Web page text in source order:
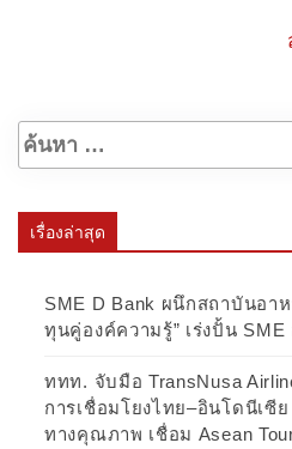
เรื่องล่าสุด
SME D Bank ผนึกสถาบันอา
ทุนคู่องค์ความรู้” เร่งปั้น
ททท. จับมือ TransNusa
การเชื่อมโยงไทย–อินโดนีเ
ทางคุณภาพ เชื่อม Asean